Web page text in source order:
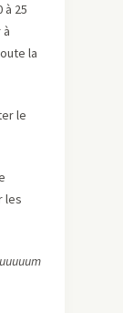
25
la
le
les